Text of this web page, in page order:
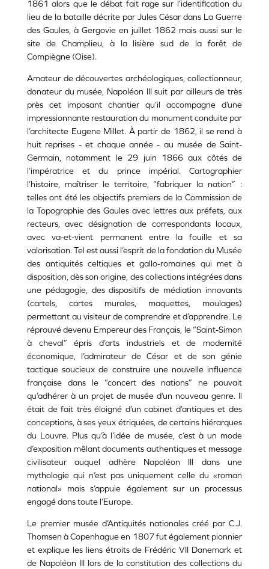
1861 alors que le débat fait rage sur l’identification du
lieu de la bataille décrite par Jules César dans La Guerre
des Gaules, à Gergovie en juillet 1862 mais aussi sur le
site de Champlieu, à la lisière sud de la forêt de
Compiègne (Oise).
Amateur de découvertes archéologiques, collectionneur,
donateur du musée, Napoléon III suit par ailleurs de très
près cet imposant chantier qu’il accompagne d’une
impressionnante restauration du monument conduite par
l’architecte Eugene Millet. À partir de 1862, il se rend à
huit reprises - et chaque année - au musée de Saint-
Germain, notamment le 29 juin 1866 aux côtés de
l’impératrice et du prince impérial. Cartographier
l’histoire, maîtriser le territoire, “fabriquer la nation” :
telles ont été les objectifs premiers de la Commission de
la Topographie des Gaules avec lettres aux préfets, aux
recteurs, avec désignation de correspondants locaux,
avec va-et-vient permanent entre la fouille et sa
valorisation. Tel est aussi l’esprit de la fondation du Musée
des antiquités celtiques et gallo-romaines qui met à
disposition, dès son origine, des collections intégrées dans
une pédagogie, des dispositifs de médiation innovants
(cartels, cartes murales, maquettes, moulages)
permettant au visiteur de comprendre et d’apprendre. Le
réprouvé devenu Empereur des Français, le “Saint-Simon
à cheval” épris d’arts industriels et de modernité
économique, l’admirateur de César et de son génie
tactique soucieux de construire une nouvelle influence
française dans le “concert des nations” ne pouvait
qu’adhérer à un projet de musée d’un nouveau genre. Il
était de fait très éloigné d’un cabinet d’antiques et des
conceptions, à ses yeux étriquées, de certains hiérarques
du Louvre. Plus qu’à l’idée de musée, c’est à un mode
d’exposition mêlant documents authentiques et message
civilisateur auquel adhère Napoléon III dans une
mythologie qui n’est pas uniquement celle du «roman
national» mais s’appuie également sur un processus
engagé dans toute l’Europe.
Le premier musée d’Antiquités nationales créé par C.J.
Thomsen à Copenhague en 1807 fut également pionnier
et explique les liens étroits de Frédéric VII Danemark et
de Napoléon III lors de la constitution des collections du